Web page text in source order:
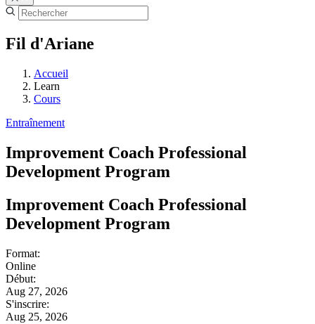
Fil d'Ariane
Accueil
Learn
Cours
Entraînement
Improvement Coach Professional
Development Program
Improvement Coach Professional
Development Program
Format:
Online
Début:
Aug 27, 2026
S'inscrire:
Aug 25, 2026